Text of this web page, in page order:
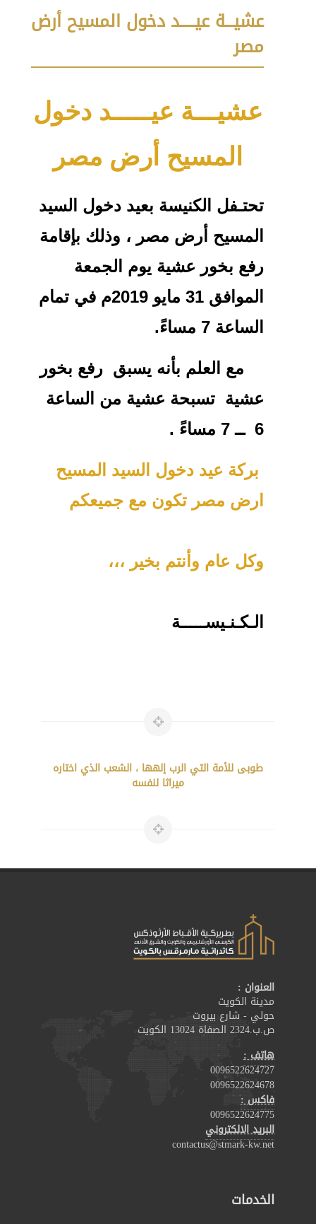
عشيـــة عيـــــد دخول المسيح أرض
مصر
عشيـــة عيـــــد دخول
المسيح أرض مصر
تحتـفل الكنيسة بعيد دخول السيد
المسيح أرض مصر ، وذلك بإقامة
رفع بخور عشية يوم الجمعة
الموافق 31 مايو 2019م في تمام
الساعة 7 مساءً.
مع العلم بأنه يسبق رفع بخور
عشية تسبحة عشية من الساعة
6 ــ 7 مساءً .
بركة عيد دخول السيد المسيح
ارض مصر تكون مع جميعكم
وكل عام وأنتم بخير ،،،
الـكـنـيســـــة
طوبى للأمة التي الرب إلهها ، الشعب الذي اختاره
ميراثا لنفسه
العنوان :
مدينة الكويت
حولي - شارع بيروت
ص.ب.2324 الصفاة 13024 الكويت
هاتف :
0096522624727
0096522624678
فاكس :
0096522624775
البريد الالكتروني
contactus@stmark-kw.net
الخدمات